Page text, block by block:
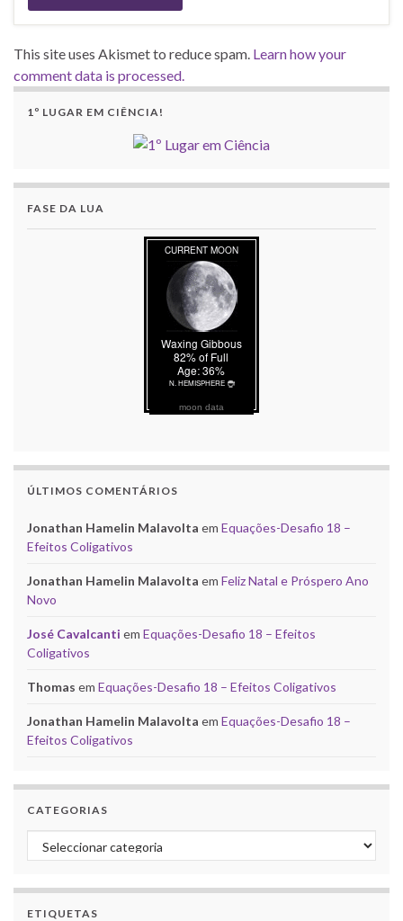
This site uses Akismet to reduce spam. Learn how your
comment data is processed.
1º LUGAR EM CIÊNCIA!
FASE DA LUA
moon data
ÚLTIMOS COMENTÁRIOS
Jonathan Hamelin Malavolta em Equações-Desafio 18 –
Efeitos Coligativos
Jonathan Hamelin Malavolta em Feliz Natal e Próspero Ano
Novo
José Cavalcanti em Equações-Desafio 18 – Efeitos
Coligativos
Thomas em Equações-Desafio 18 – Efeitos Coligativos
Jonathan Hamelin Malavolta em Equações-Desafio 18 –
Efeitos Coligativos
CATEGORIAS
Categorias
ETIQUETAS